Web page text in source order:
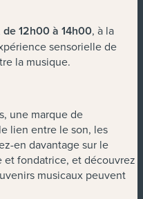
de 12h00 à 14h00, à la
sensorielle de
la musique.
une marque de
lien entre le son, les
en davantage sur le
et fondatrice, et découvrez
musicaux peuvent